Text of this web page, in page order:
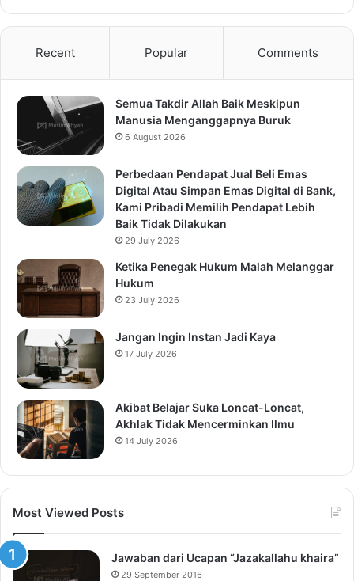
Recent Popular Comments
Semua Takdir Allah Baik Meskipun
Manusia Menganggapnya Buruk
6 August 2026
Perbedaan Pendapat Jual Beli Emas
Digital Atau Simpan Emas Digital di Bank,
Kami Pribadi Memilih Pendapat Lebih
Baik Tidak Dilakukan
29 July 2026
Ketika Penegak Hukum Malah Melanggar
Hukum
23 July 2026
Jangan Ingin Instan Jadi Kaya
17 July 2026
Akibat Belajar Suka Loncat-Loncat,
Akhlak Tidak Mencerminkan Ilmu
14 July 2026
Most Viewed Posts
Jawaban dari Ucapan “Jazakallahu khaira”
29 September 2016